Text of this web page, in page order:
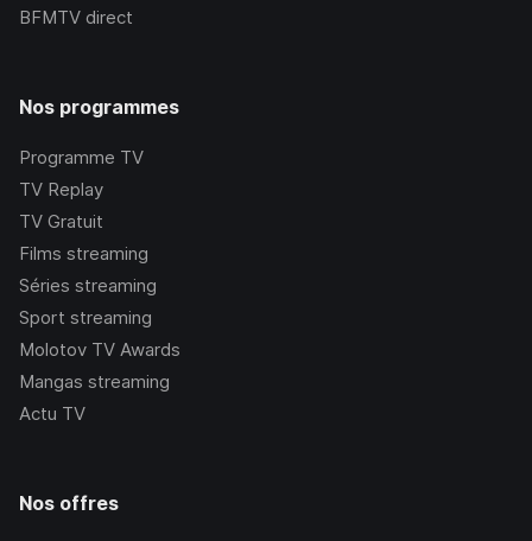
BFMTV direct
Nos programmes
Programme TV
TV Replay
TV Gratuit
Films streaming
Séries streaming
Sport streaming
Molotov TV Awards
Mangas streaming
Actu TV
Nos offres